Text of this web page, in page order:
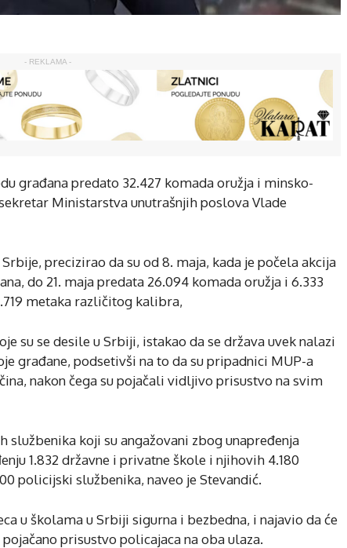
- REKLAMA -
građana predato 32.427 komada oružja i minsko-
Ministarstva unutrašnjih poslova Vlade
precizirao da su od 8. maja, kada je počela akcija
do 21. maja predata 26.094 komada oružja i 6.333
metaka različitog kalibra,
su se desile u Srbiji, istakao da se država uvek nalazi
građane, podsetivši na to da su pripadnici MUP-a
nakon čega su pojačali vidljivo prisustvo na svim
službenika koji su angažovani zbog unapređenja
1.832 državne i privatne škole i njihovih 4.180
policijski službenika, naveo je Stevandić.
u školama u Srbiji sigurna i bezbedna, i najavio da će
prisustvo policajaca na oba ulaza.